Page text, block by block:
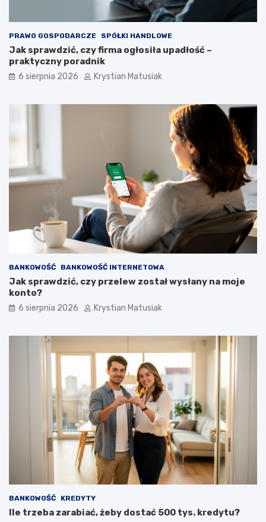
PRAWO GOSPODARCZE SPÓŁKI HANDLOWE
Jak sprawdzić, czy firma ogłosiła upadłość –
praktyczny poradnik
6 sierpnia 2026 Krystian Matusiak
BANKOWOŚĆ BANKOWOŚĆ INTERNETOWA
Jak sprawdzić, czy przelew został wysłany na moje
konto?
6 sierpnia 2026 Krystian Matusiak
BANKOWOŚĆ KREDYTY
Ile trzeba zarabiać, żeby dostać 500 tys. kredytu?